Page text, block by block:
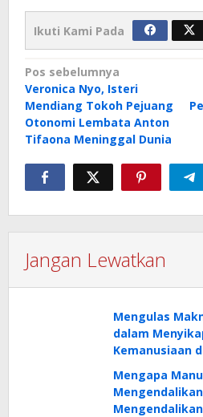
Ikuti Kami Pada
Navigasi
pos
Pos sebelumnya
Veronica Nyo, Isteri
Mendiang Tokoh Pejuang
Otonomi Lembata Anton
Tifaona Meninggal Dunia
Jangan Lewatkan
Mengulas
dalam
Kemanusiaan
Mengapa